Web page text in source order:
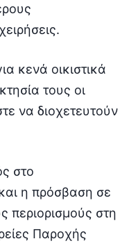
κενά οικιστικά
τους οι
να διοχετευτούν
στο
η πρόσβαση σε
περιορισμούς στη
Παροχής